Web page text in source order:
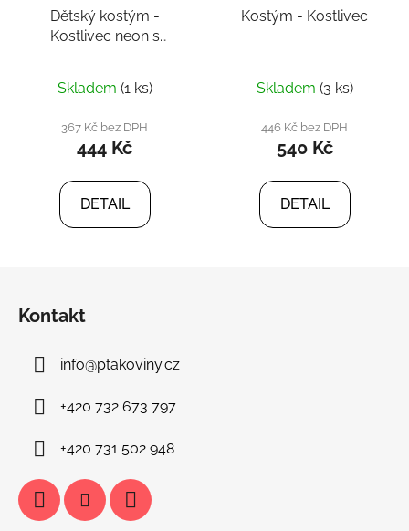
Dětský kostým -
Kostlivec neon s
Skladem (1 ks)
367 Kč bez DPH
444 Kč
DETAIL
Kostým - Kostlivec
Skladem (3 ks)
446 Kč bez DPH
540 Kč
DETAIL
Kontakt
info@ptakoviny.cz
+420 732 673 797
+420 731 502 948